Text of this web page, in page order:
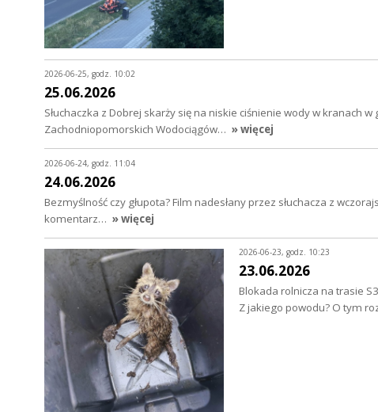
2026-06-25, godz. 10:02
25.06.2026
Słuchaczka z Dobrej skarży się na niskie ciśnienie wody w kranach
Zachodniopomorskich Wodociągów… » więcej
2026-06-24, godz. 11:04
24.06.2026
Bezmyślność czy głupota? Film nadesłany przez słuchacza z
komentarz… » więcej
2026-06-23, godz. 10:23
23.06.2026
Blokada rolnicza na trasie
Z jakiego powodu? O tym